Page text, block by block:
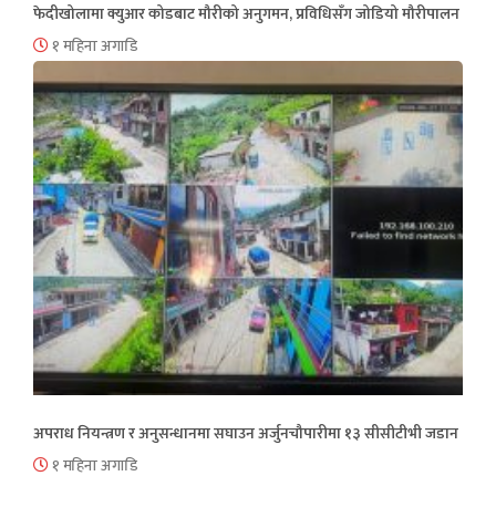
फेदीखोलामा क्युआर कोडबाट मौरीको अनुगमन, प्रविधिसँग जोडियो मौरीपालन
१ महिना अगाडि
अपराध नियन्त्रण र अनुसन्धानमा सघाउन अर्जुनचौपारीमा १३ सीसीटीभी जडान
१ महिना अगाडि